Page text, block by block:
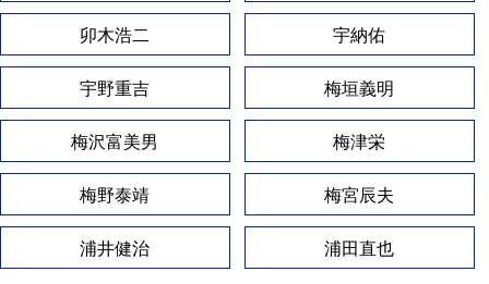
卯木浩二 宇納佑
宇野重吉 梅垣義明
梅沢富美男 梅津栄
梅野泰靖 梅宮辰夫
浦井健治 浦田直也